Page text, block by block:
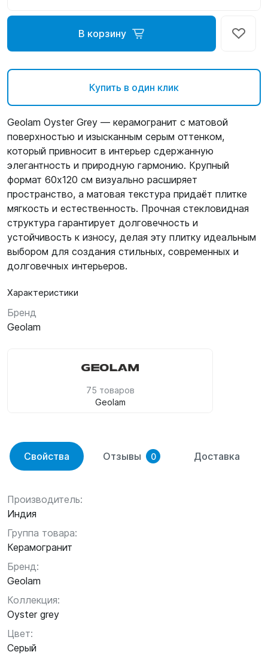
В корзину
Купить в один клик
Geolam Oyster Grey — керамогранит с матовой
поверхностью и изысканным серым оттенком,
который привносит в интерьер сдержанную
элегантность и природную гармонию. Крупный
формат 60х120 см визуально расширяет
пространство, а матовая текстура придаёт плитке
мягкость и естественность. Прочная стекловидная
структура гарантирует долговечность и
устойчивость к износу, делая эту плитку идеальным
выбором для создания стильных, современных и
долговечных интерьеров.
Характеристики
Бренд
Geolam
75 товаров
Geolam
Свойства Отзывы 0 Доставка
Производитель:
Индия
Группа товара:
Керамогранит
Бренд:
Geolam
Коллекция:
Oyster grey
Цвет:
Серый